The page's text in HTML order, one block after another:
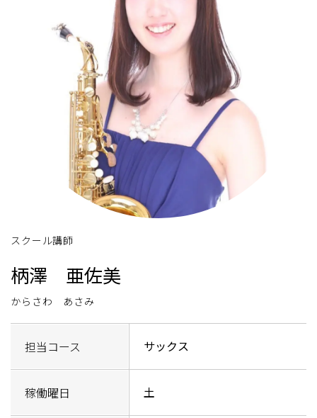
スクール講師
柄澤 亜佐美
からさわ あさみ
担当コース サックス
稼働曜日 土